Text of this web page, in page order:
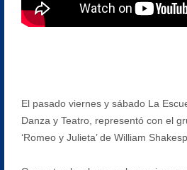
El pasado viernes y sábado La
Danza y Teatro, representó con el
‘Romeo y Julieta’ de William